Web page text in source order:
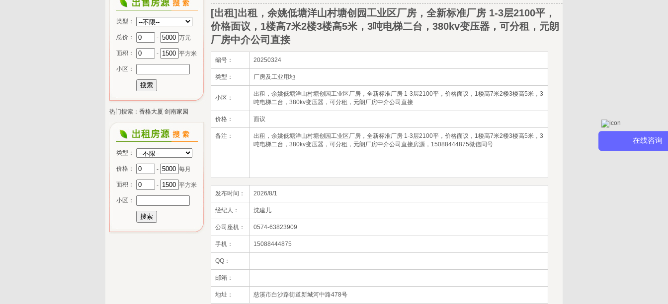
类型：
总价： - 万元
面积： - 平方米
小区：
热门搜索： 香格大厦 剑南家园
类型：
价格： - 每月
面积： - 平方米
小区：
[出租]出租，余姚低塘洋山村塘创园工业区厂房，全新标准厂房 1-3层2100平，
价格面议，1楼高7米2楼3楼高5米，3吨电梯二台，380kv变压器，可分租，元朗
厂房中介公司直接
编号： 20250324
类型： 厂房及工业用地
小区：
出租，余姚低塘洋山村塘创园工业区厂房，全新标准厂房 1-3层2100平，价格面议，1楼高7米2楼3楼高5米，3
吨电梯二台，380kv变压器，可分租，元朗厂房中介公司直接
价格： 面议
备注：
出租，余姚低塘洋山村塘创园工业区厂房，全新标准厂房 1-3层2100平，价格面议，1楼高7米2楼3楼高5米，3
吨电梯二台，380kv变压器，可分租，元朗厂房中介公司直接房源，15088444875微信同号
发布时间： 2026/8/1
经纪人： 沈建儿
公司座机： 0574-63823909
手机： 15088444875
QQ：
邮箱：
地址： 慈溪市白沙路街道新城河中路478号
在线咨询